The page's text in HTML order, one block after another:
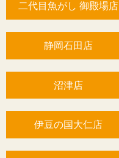
二代目魚がし 御殿場店
静岡石田店
沼津店
伊豆の国大仁店